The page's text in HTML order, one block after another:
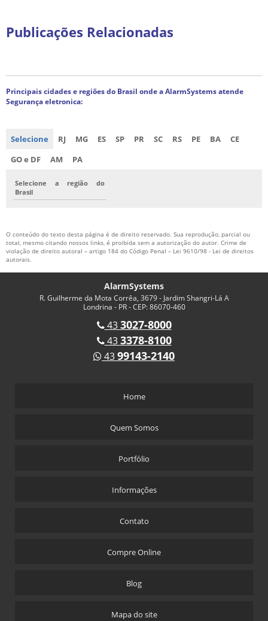
Publicações Relacionadas
Principais cidades e regiões do Brasil onde a AlarmSystems atende
Segurança eletronica:
Selecione RJ MG ES SP PR SC RS PE BA
CE
GO e DF
AM PA
Selecione a região do
Brasil
O conteúdo do texto desta página é de direito reservado. Sua reprodução, parcial ou
total, mesmo citando nossos links, é proibida sem a autorização do autor. Crime de
violação de direito autoral – artigo 184 do Código Penal – Lei 9610/98 - Lei de direitos
autorais.
AlarmSystems
R. Guilherme da Mota Corrêa, 3679 - Jardim Shangri-Lá A
Londrina - PR - CEP: 86070-460
433027-8000
433378-8100
4399143-2140
Home
Quem Somos
Portfólio
Informações
Contato
Compre Online
Blog
Mapa do site